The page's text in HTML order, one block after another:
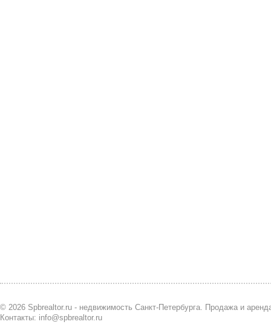
© 2026 Spbrealtor.ru - недвижимость Санкт-Петербурга. Продажа и
Контакты: info@spbrealtor.ru